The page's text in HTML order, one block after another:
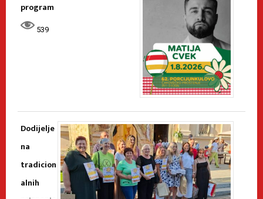
program
539
Dodijelje
na
tradicion
alnih